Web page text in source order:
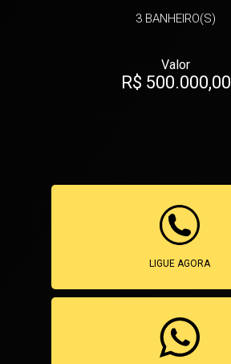
3 BANHEIRO(S)
Valor
R$ 500.000,00
LIGUE AGORA